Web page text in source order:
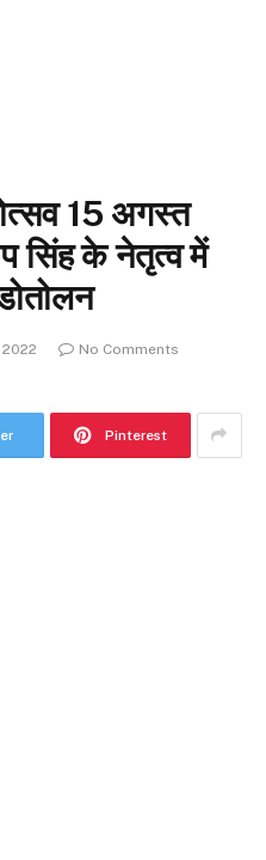
15 अगस्त
सिंह के नेतृत्व में
No Comments
Pinterest